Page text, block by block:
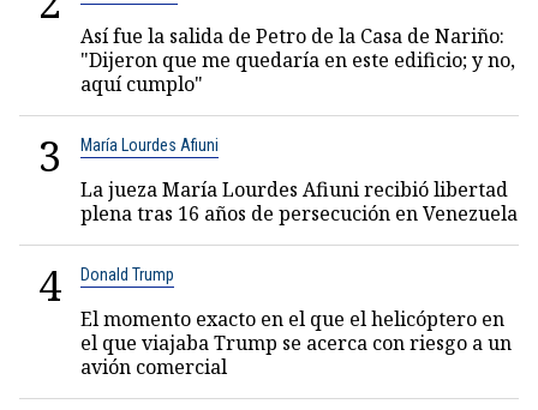
Así fue la salida de Petro de la Casa de Nariño:
"Dijeron que me quedaría en este edificio; y no,
aquí cumplo"
3 María Lourdes Afiuni
La jueza María Lourdes Afiuni recibió libertad
plena tras 16 años de persecución en Venezuela
4 Donald Trump
El momento exacto en el que el helicóptero en
el que viajaba Trump se acerca con riesgo a un
avión comercial